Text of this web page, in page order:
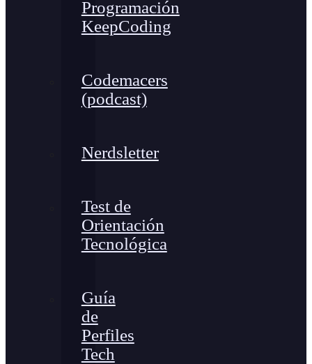
Programación
KeepCoding
Codemacers
(podcast)
Nerdsletter
Test de
Orientación
Tecnológica
Guía
de
Perfiles
Tech